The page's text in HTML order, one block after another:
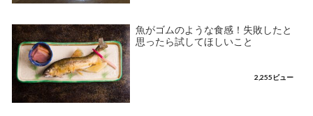
魚がゴムのような食感！失敗したと
思ったら試してほしいこと
2,255ビュー